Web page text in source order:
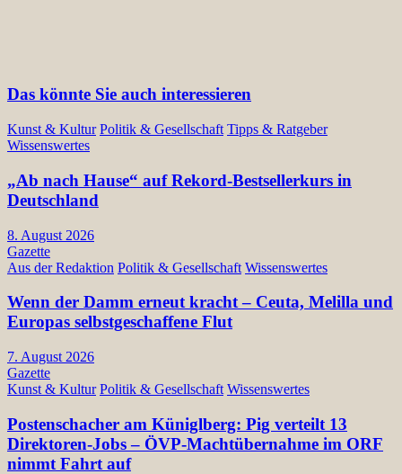
Das könnte Sie auch interessieren
Kunst & Kultur Politik & Gesellschaft Tipps & Ratgeber
Wissenswertes
„Ab nach Hause“ auf Rekord-Bestsellerkurs in
Deutschland
8. August 2026
Gazette
Aus der Redaktion Politik & Gesellschaft Wissenswertes
Wenn der Damm erneut kracht – Ceuta, Melilla und
Europas selbstgeschaffene Flut
7. August 2026
Gazette
Kunst & Kultur Politik & Gesellschaft Wissenswertes
Postenschacher am Küniglberg: Pig verteilt 13
Direktoren-Jobs – ÖVP-Machtübernahme im ORF
nimmt Fahrt auf